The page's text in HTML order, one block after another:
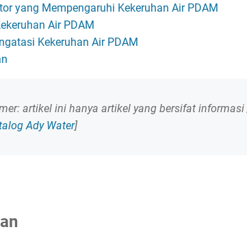
yang Mempengaruhi Kekeruhan Air PDAM
Air PDAM
Kekeruhan Air PDAM
artikel ini hanya artikel yang bersifat
Ady Water]